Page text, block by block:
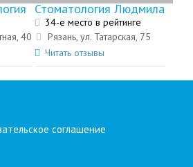
40
Стоматология Людмила
34-е место в рейтинге
Рязань, ул. Татарская, 75
Читать отзывы
соглашение